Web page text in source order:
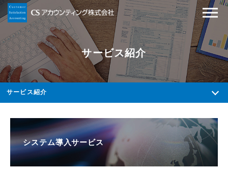
サービス紹介
サービス紹介
システム導入サービス